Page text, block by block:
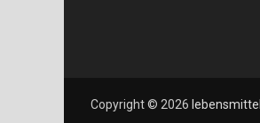
Copyright © 2026